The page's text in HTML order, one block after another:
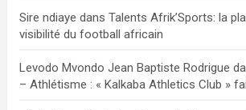
Sire ndiaye dansTalents Afrik’Sports: la
visibilité du football africain
Levodo Mvondo Jean Baptiste Rodrigue
– Athlétisme : « Kalkaba Athletics Club »